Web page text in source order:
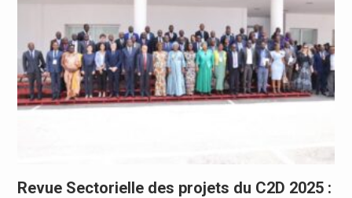
Revue Sectorielle des projets du C2D 2025 :